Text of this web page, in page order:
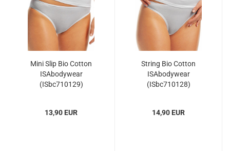
Mini Slip Bio Cotton
ISAbodywear
(ISbc710129)
13,90 EUR
String Bio Cotton
ISAbodywear
(ISbc710128)
14,90 EUR